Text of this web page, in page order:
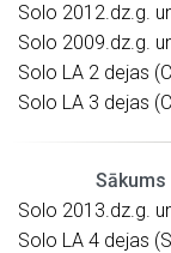
Solo 2012.dz.g.
Solo 2009.dz.g.
Solo LA 2 dejas
Solo LA 3 dejas
Sākums
Solo 2013.dz.g.
Solo LA 4 dejas